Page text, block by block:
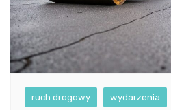
ruch drogowy wydarzenia